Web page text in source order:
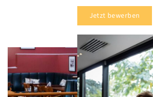
Jetzt bewerben